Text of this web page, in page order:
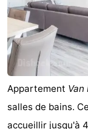
Oosterschelde
Burgh
Haamstede
Nature
Kop
van
Walcheren
-
Veere
-
Appartement Van
salles de bains.
accueillir jusqu'à